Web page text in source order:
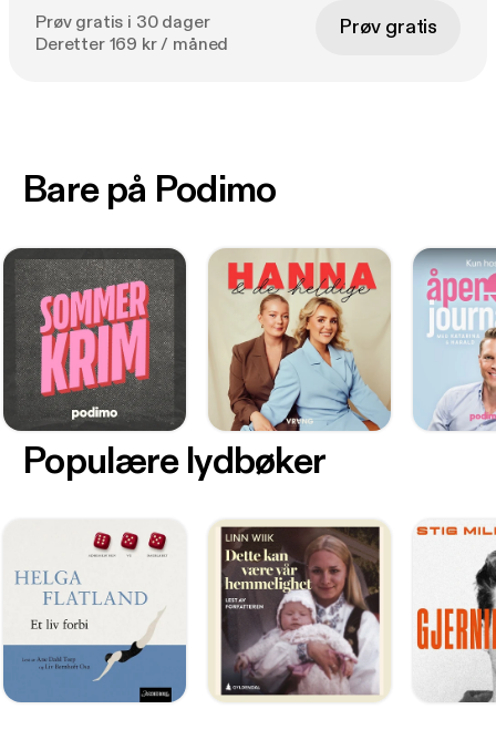
Prøv gratis i 30 dager
Deretter 169 kr / måned
Prøv gratis
Bare på Podimo
Populære lydbøker